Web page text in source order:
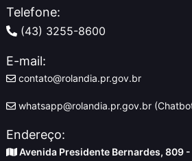
Telefone:
(43) 3255-8600
E-mail:
contato@rolandia.pr.gov.br
whatsapp@rolandia.pr.gov.br
Endereço:
Avenida Presidente Bernardes, 809 -